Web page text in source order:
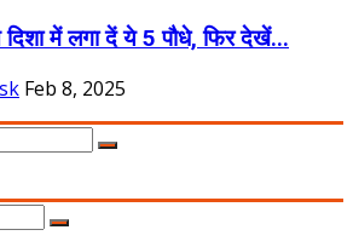
में लगा दें ये 5 पौधे, फिर देखें...
Feb 8, 2025